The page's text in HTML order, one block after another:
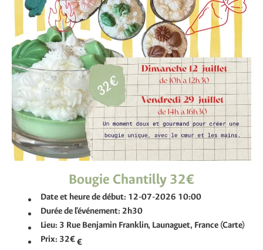
Bougie Chantilly 32€
Date et heure de début: 12-07-2026 10:00
Durée de l'événement: 2h30
Lieu: 3 Rue Benjamin Franklin, Launaguet, France (Carte)
Prix: 32€€